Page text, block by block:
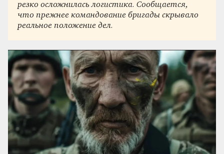
резко осложнилась логистика. Сообщается,
что прежнее командование бригады скрывало
реальное положение дел.